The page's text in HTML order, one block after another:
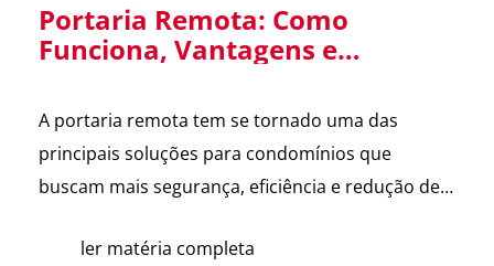
Portaria Remota: Como
Funciona, Vantagens e
Condomínios
A portaria remota tem se tornado uma das
principais soluções para condomínios que
buscam mais segurança, eficiência e redução de
dificuldade na contratação de mão de obra, cada
ler matéria completa